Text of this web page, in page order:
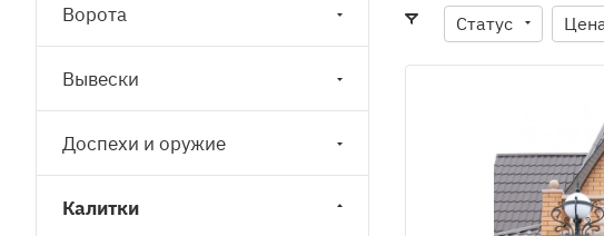
Статус
Ворота
Вывески
Доспехи и оружие
Калитки